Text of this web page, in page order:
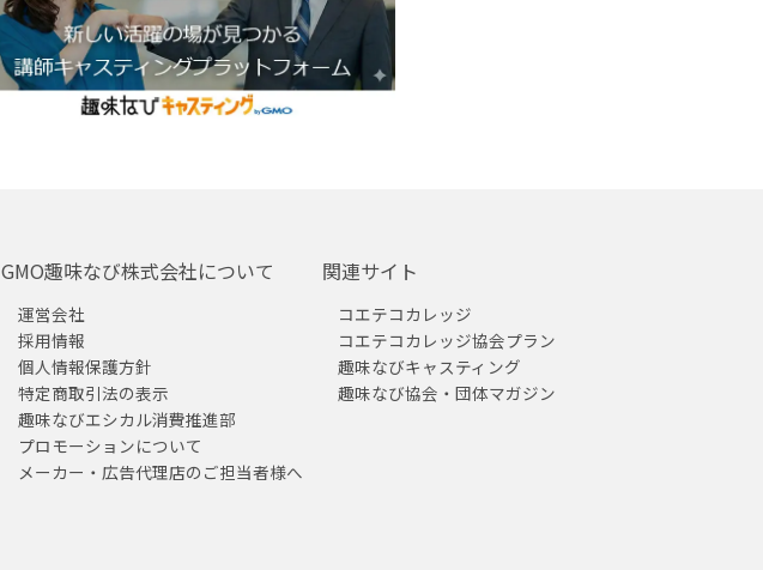
GMO趣味なび株式会社について
運営会社
採用情報
個人情報保護方針
特定商取引法の表示
趣味なびエシカル消費推進部
プロモーションについて
メーカー・広告代理店のご担当者様へ
関連サイト
コエテコカレッジ
コエテコカレッジ協会プラン
趣味なびキャスティング
趣味なび協会・団体マガジン